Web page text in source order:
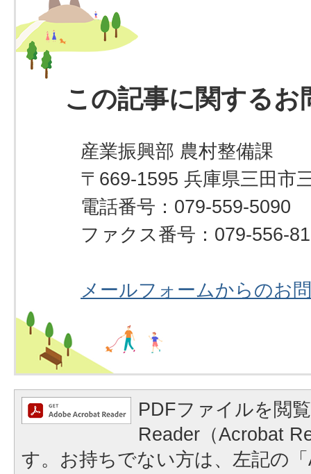
この記事に関するお
産業振興部 農村整備課
〒669-1595 兵庫県三田市
電話番号：079-559-5090
ファクス番号：079-556-
メールフォームからのお
PDFファイルを閲
Reader（Acrobat
す。お持ちでない方は、左記の